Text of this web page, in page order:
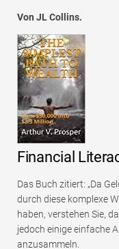
Von JL Collins.
Financial
Das Buch zitiert: „Da
durch diese komplexe
haben, verstehen Sie,
jedoch einige einfache
anzusammeln.